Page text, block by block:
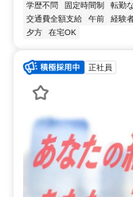
学歴不問
固定時間制 転勤な
交通費全額支給
午前 経験
夕方
在宅OK
正社員